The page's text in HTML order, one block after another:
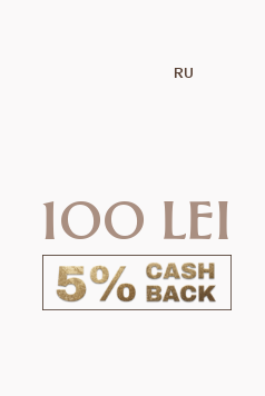
RU
100 lei